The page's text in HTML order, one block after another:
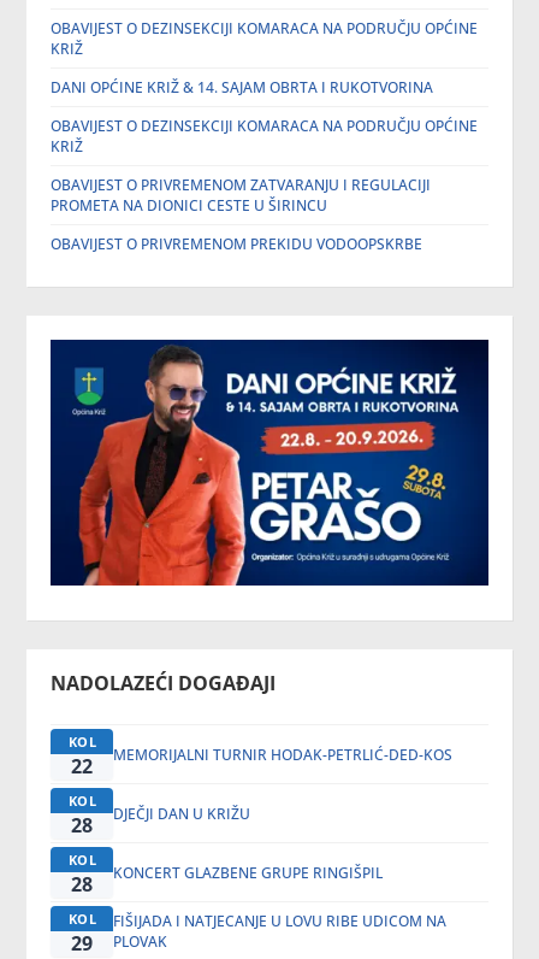
OBAVIJEST O DEZINSEKCIJI KOMARACA NA PODRUČJU OPĆINE
KRIŽ
DANI OPĆINE KRIŽ & 14. SAJAM OBRTA I RUKOTVORINA
OBAVIJEST O DEZINSEKCIJI KOMARACA NA PODRUČJU OPĆINE
KRIŽ
OBAVIJEST O PRIVREMENOM ZATVARANJU I REGULACIJI
PROMETA NA DIONICI CESTE U ŠIRINCU
OBAVIJEST O PRIVREMENOM PREKIDU VODOOPSKRBE
NADOLAZEĆI DOGAĐAJI
KOL
22 MEMORIJALNI TURNIR HODAK-PETRLIĆ-DED-KOS
KOL
28 DJEČJI DAN U KRIŽU
KOL
28 KONCERT GLAZBENE GRUPE RINGIŠPIL
KOL
29
FIŠIJADA I NATJECANJE U LOVU RIBE UDICOM NA
PLOVAK